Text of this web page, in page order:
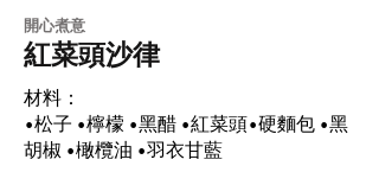
​開心煮意
紅菜頭沙律
材料：
•松子 •檸檬 •黑醋 •紅菜頭•硬麵包 •黑
胡椒 •橄欖油 •羽衣甘藍